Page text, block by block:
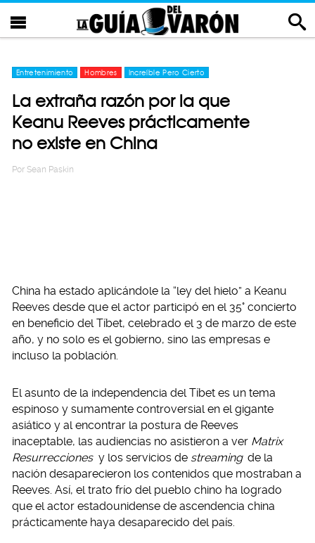
Entretenimiento Hombres Increíble Pero Cierto
La extraña razón por la que
Keanu Reeves prácticamente
no existe en China
Por Sean Paskin
China ha estado aplicándole la “ley del hielo” a Keanu
Reeves desde que el actor participó en el 35° concierto
en beneficio del Tíbet, celebrado el 3 de marzo de este
año, y no solo es el gobierno, sino las empresas e
incluso la población.
El asunto de la independencia del Tíbet es un tema
espinoso y sumamente controversial en el gigante
asiático y al encontrar la postura de Reeves
inaceptable, las audiencias no asistieron a ver Matrix
Resurrecciones y los servicios de streaming de la
nación desaparecieron los contenidos que mostraban a
Reeves. Así, el trato frío del pueblo chino ha logrado
que el actor estadounidense de ascendencia china
prácticamente haya desaparecido del país.